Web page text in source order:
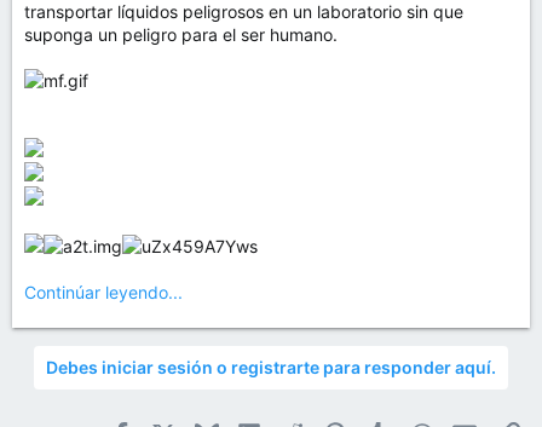
transportar líquidos peligrosos en un laboratorio sin que
suponga un peligro para el ser humano.
Continúar leyendo...
Debes iniciar sesión o registrarte para responder aquí.